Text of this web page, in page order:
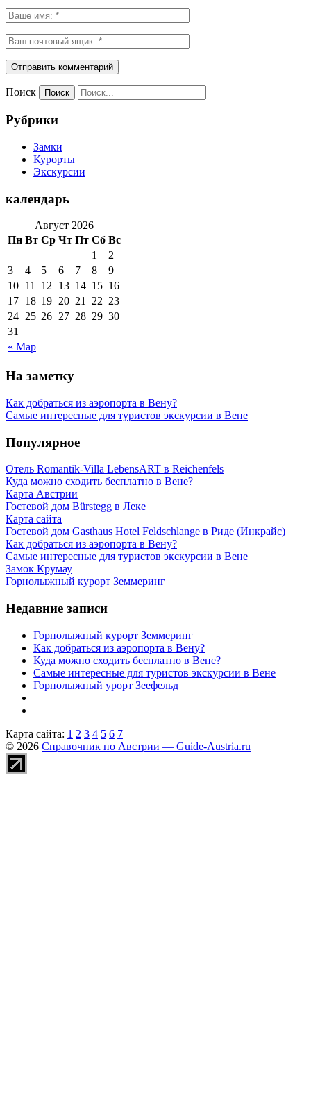
Поиск
Рубрики
Замки
Курорты
Экскурсии
календарь
Август 2026
Пн Вт Ср Чт Пт Сб Вс
« Мар
1
2
3
4 5 6 7 8
9
10 11 12 13 14 15 16
17 18 19 20 21 22 23
24 25 26 27 28 29 30
31
На заметку
Как добраться из аэропорта в Вену?
Самые интересные для туристов экскурсии в Вене
Популярное
Отель Romantik-Villa LebensART в Reichenfels
Куда можно сходить бесплатно в Вене?
Карта Австрии
Гостевой дом Bürstegg в Леке
Карта сайта
Гостевой дом Gasthaus Hotel Feldschlange в Риде (Инкрайс)
Как добраться из аэропорта в Вену?
Самые интересные для туристов экскурсии в Вене
Замок Крумау
Горнолыжный курорт Земмеринг
Недавние записи
Горнолыжный курорт Земмеринг
Как добраться из аэропорта в Вену?
Куда можно сходить бесплатно в Вене?
Самые интересные для туристов экскурсии в Вене
Горнолыжный урорт Зеефельд
Карта сайта: 1 2 3 4 5 6 7
© 2026 Справочник по Австрии — Guide-Austria.ru